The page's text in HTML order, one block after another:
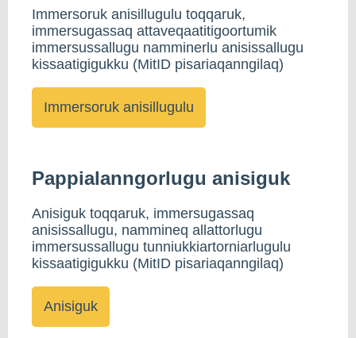
Immersoruk anisillugulu toqqaruk,
immersugassaq attaveqaatitigoortumik
immersussallugu namminerlu anisissallugu
kissaatigigukku (MitID pisariaqanngilaq)
Pappialanngorlugu anisiguk
Anisiguk toqqaruk, immersugassaq
anisissallugu, nammineq allattorlugu
immersussallugu tunniukkiartorniarlugulu
kissaatigigukku (MitID pisariaqanngilaq)